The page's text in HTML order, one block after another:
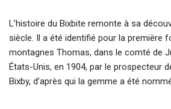
L’histoire du Bixbite remonte à sa
siècle. Il a été identifié pour la première
montagnes Thomas, dans le comté de
États-Unis, en 1904, par le prospecteur
Bixby, d’après qui la gemme a été